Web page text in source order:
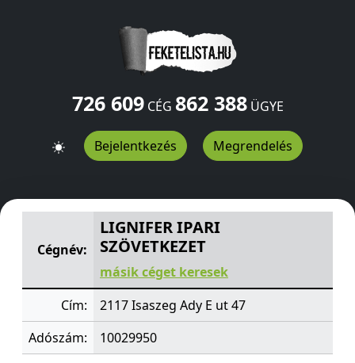
726 609CÉG 862 388ÜGYE
Bejelentkezés Megrendelés
LIGNIFER IPARI SZÖVETKEZETAdy E ut 47
Cégnév:
LIGNIFER IPARI
SZÖVETKEZET
másik céget keresek
Cím:
2117 Isaszeg Ady E ut 47
Adószám:
10029950